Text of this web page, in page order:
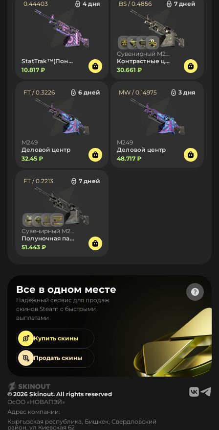
0.44403 4 дня
StatTrak™(Поношенное)
10.817 ₽
BS / 0.4856 7 дней
Контрастные цвета
30.661 ₽
FT / 0.3226 6 дней
M249
Деловой центр
32.45 ₽
MW / 0.14975 3 дня
M249
Деловой центр
48.717 ₽
FT / 0.2213 7 дней
Полуночная пальма
51.443 ₽
Все в одном месте
Надежный сервис для продаж
скинов Steam с быстрыми
выплатами
Купить скины
Продать скины
© 2026 Skinout. All rights reserved
ОсОО «НОВАПЭЙ»
Адрес компании:
Кыргызская республика, Бишкек, Свердловский
район, ул Киевская 62